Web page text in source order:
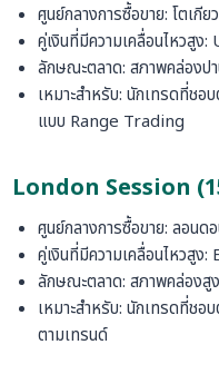
ศูนย์กลางการซื้อขาย: โตเกี
คู่เงินที่มีความเคลื่อนไหวสู
ลักษณะตลาด: สภาพคล่องปา
เหมาะสำหรับ: นักเทรดที่ช
แบบ Range Trading
London Session
ศูนย์กลางการซื้อขาย: ลอน
คู่เงินที่มีความเคลื่อนไหวสูง
ลักษณะตลาด: สภาพคล่องสู
เหมาะสำหรับ: นักเทรดที่ชอ
ตามเทรนด์